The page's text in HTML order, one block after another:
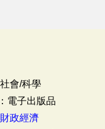
會/科學
電子出版品
財政經濟